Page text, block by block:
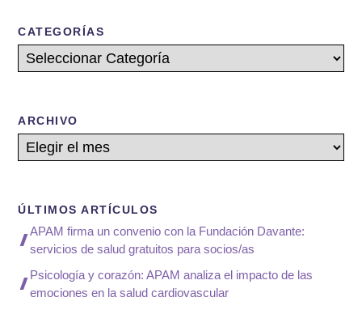
CATEGORÍAS
Categorías
ARCHIVO
Archivos
ÚLTIMOS ARTÍCULOS
APAM firma un convenio con la Fundación Davante:
servicios de salud gratuitos para socios/as
Psicología y corazón: APAM analiza el impacto de las
emociones en la salud cardiovascular